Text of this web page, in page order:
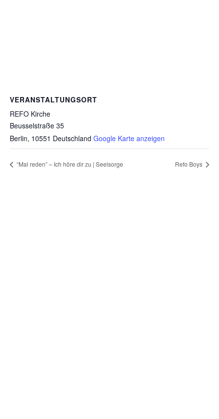
VERANSTALTUNGSORT
REFO Kirche
Beusselstraße 35
Berlin, 10551 Deutschland Google Karte anzeigen
“Mal reden” – Ich höre dir zu | Seelsorge Refo Boys